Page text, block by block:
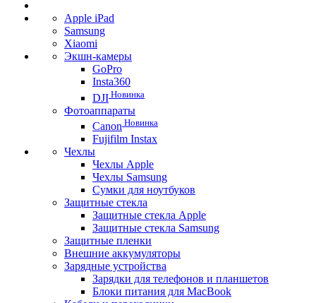
Apple iPad
Samsung
Xiaomi
Экшн-камеры
GoPro
Insta360
DJI Новинка
Фотоаппараты
Canon Новинка
Fujifilm Instax
Чехлы
Чехлы Apple
Чехлы Samsung
Сумки для ноутбуков
Защитные стекла
Защитные стекла Apple
Защитные стекла Samsung
Защитные пленки
Внешние аккумуляторы
Зарядные устройства
Зарядки для телефонов и планшетов
Блоки питания для MacBook